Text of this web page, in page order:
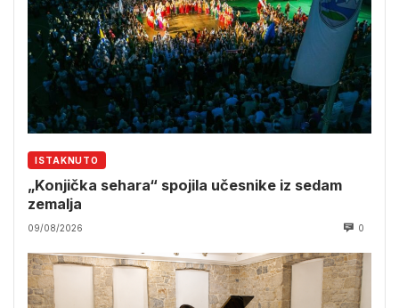
ISTAKNUTO
„Konjička sehara“ spojila učesnike iz sedam
zemalja
09/08/2026 0